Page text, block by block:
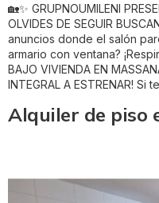
🏡✨ GRUPNOUMILENI
OLVIDES DE SEGUIR
anuncios donde el salón
armario con ventana?
BAJO VIVIENDA EN
INTEGRAL A ESTRENAR! Si
Alquiler de piso